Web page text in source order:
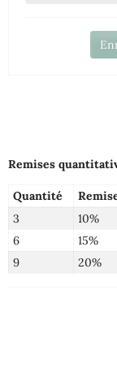
Remises
Quantité
3
10%
6
15%
9
20%